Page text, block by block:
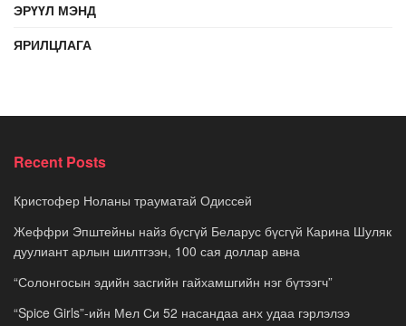
ЭРҮҮЛ МЭНД
ЯРИЛЦЛАГА
Recent Posts
Кристофер Ноланы трауматай Одиссей
Жеффри Эпштейны найз бүсгүй Беларус бүсгүй Карина Шуляк
дуулиант арлын шилтгээн, 100 сая доллар авна
“Солонгосын эдийн засгийн гайхамшгийн нэг бүтээгч”
“Spice Girls”-ийн Мел Си 52 насандаа анх удаа гэрлэлээ